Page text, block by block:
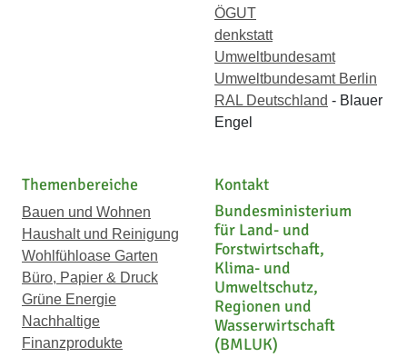
ÖGUT
denkstatt
Umweltbundesamt
Umweltbundesamt Berlin
RAL Deutschland - Blauer
Engel
Themenbereiche
Bauen und Wohnen
Haushalt und Reinigung
Wohlfühloase Garten
Büro, Papier & Druck
Grüne Energie
Nachhaltige
Finanzprodukte
Kontakt
Bundesministerium
für Land- und
Forstwirtschaft,
Klima- und
Umweltschutz,
Regionen und
Wasserwirtschaft
(BMLUK)